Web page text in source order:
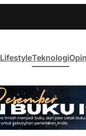
LifestyleTeknologi